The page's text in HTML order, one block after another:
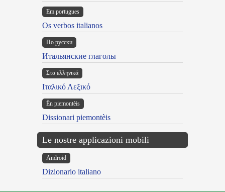
Em portugues
Os verbos italianos
По русски
Итальянские глаголы
Στα ελληνικά
Ιταλικό Λεξικό
Ën piemontèis
Dissionari piemontèis
Le nostre applicazioni mobili
Android
Dizionario italiano